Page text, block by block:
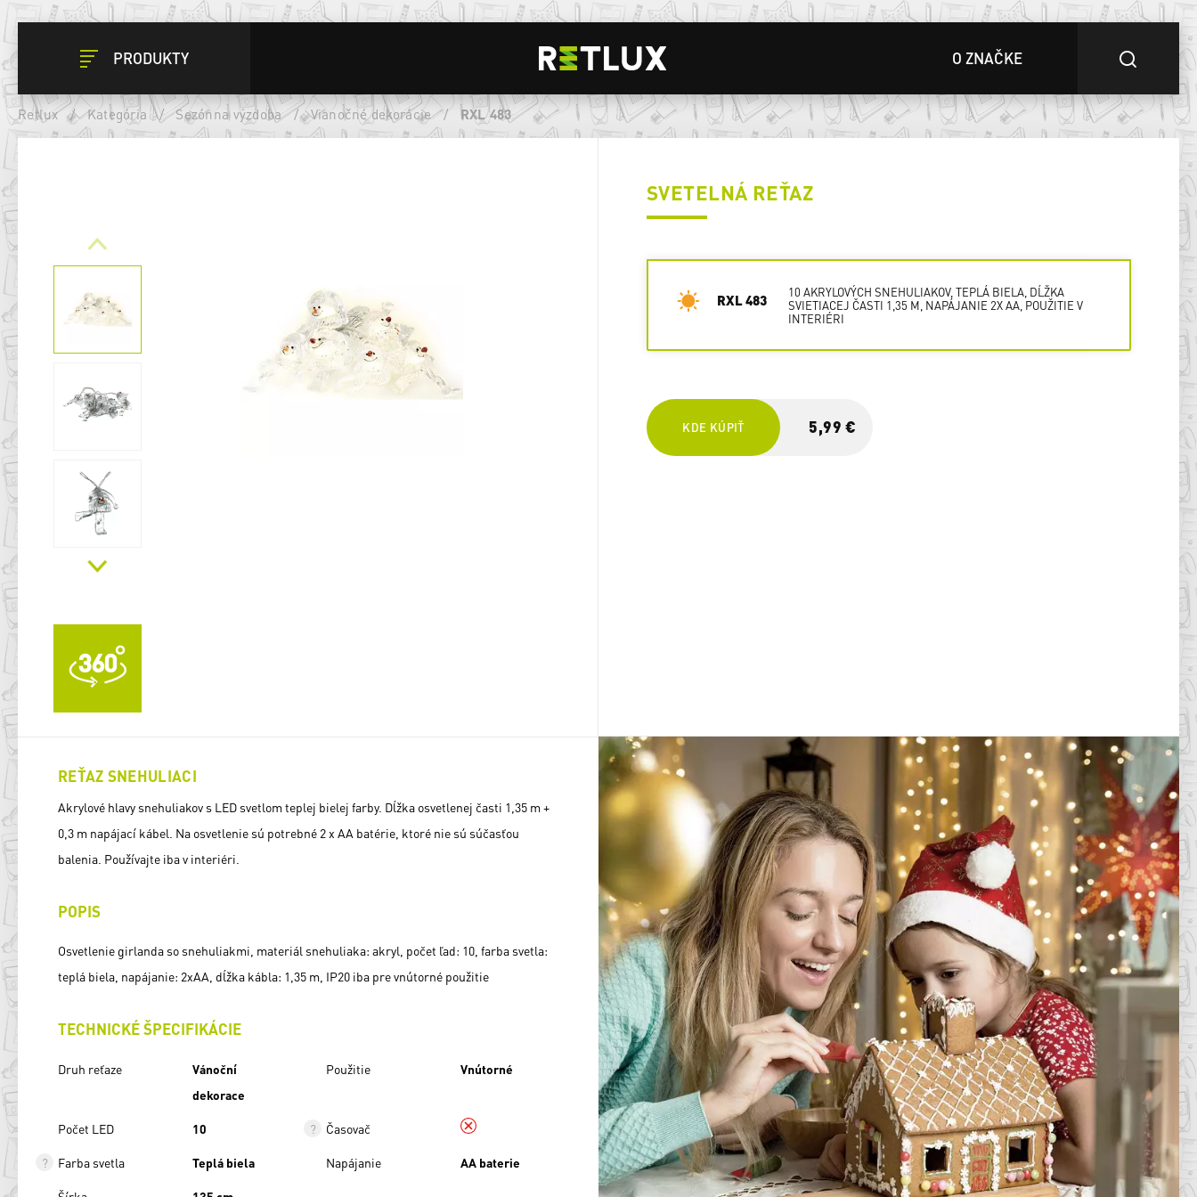
PRODUKTY O ZNAČKE
Retlux / Kategória / Sezónna výzdoba / Vianočné dekorácie / RXL 483
SVETELNÁ REŤAZ
RXL 483
10 AKRYLOVÝCH SNEHULIAKOV, TEPLÁ BIELA, DĹŽKA
SVIETIACEJ ČASTI 1,35 M, NAPÁJANIE 2X AA, POUŽITIE V
INTERIÉRI
KDE KÚPIŤ 5,99 €
REŤAZ SNEHULIACI
Akrylové hlavy snehuliakov s LED svetlom teplej bielej farby. Dĺžka osvetlenej časti 1,35 m +
0,3 m napájací kábel. Na osvetlenie sú potrebné 2 x AA batérie, ktoré nie sú súčasťou
balenia. Používajte iba v interiéri.
POPIS
Osvetlenie girlanda so snehuliakmi, materiál snehuliaka: akryl, počet ľad: 10, farba svetla:
teplá biela, napájanie: 2xAA, dĺžka kábla: 1,35 m, IP20 iba pre vnútorné použitie
TECHNICKÉ ŠPECIFIKÁCIE
Druh reťaze
Vánoční
dekorace
Použitie Vnútorné
Počet LED 10 Časovač
Farba svetla Teplá biela Napájanie AA baterie